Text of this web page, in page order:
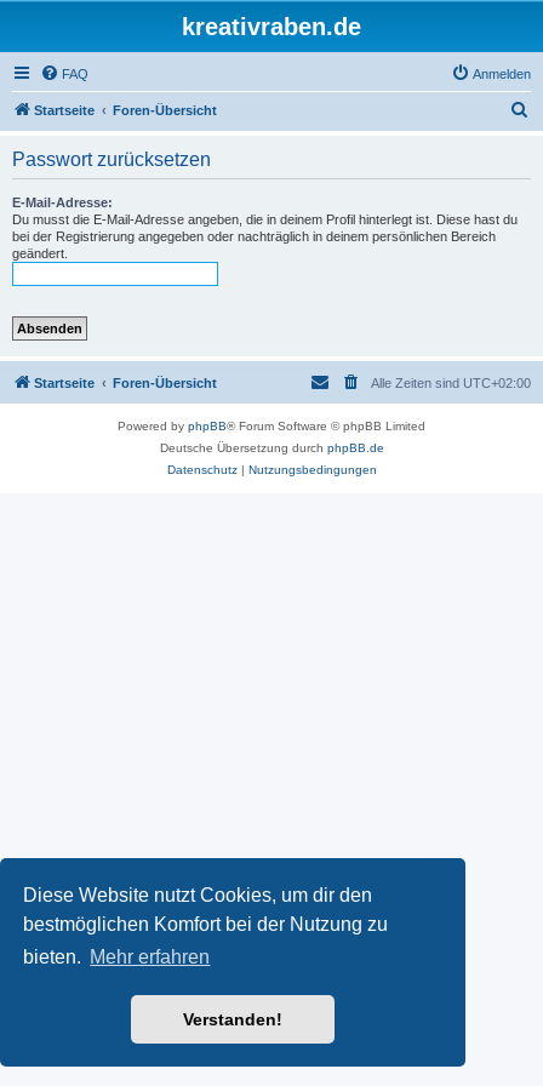
Diese Website nutzt Cookies, um dir den
bestmöglichen Komfort bei der Nutzung zu
bieten. Mehr erfahren
Verstanden!
kreativraben.de
FAQ Anmelden
Startseite Foren-Übersicht
Passwort zurücksetzen
E-Mail-Adresse:
Du musst die E-Mail-Adresse angeben, die in deinem Profil hinterlegt ist. Diese hast du
bei der Registrierung angegeben oder nachträglich in deinem persönlichen Bereich
geändert.
Startseite Foren-Übersicht Alle Zeiten sind UTC+02:00
Powered by phpBB® Forum Software © phpBB Limited
Deutsche Übersetzung durch phpBB.de
Datenschutz| Nutzungsbedingungen